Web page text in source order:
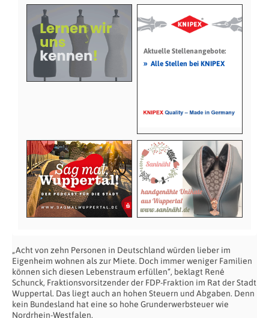
Aktuelle Stellenangebote:
» Alle Stellen bei KNIPEX
„Acht von zehn Personen in Deutschland würden lieber im
Eigenheim wohnen als zur Miete. Doch immer weniger Familien
können sich diesen Lebenstraum erfüllen“, beklagt René
Schunck, Fraktionsvorsitzender der FDP-Fraktion im Rat der Stadt
Wuppertal. Das liegt auch an hohen Steuern und Abgaben. Denn
kein Bundesland hat eine so hohe Grunderwerbsteuer wie
Nordrhein-Westfalen.